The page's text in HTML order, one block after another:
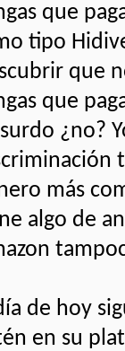
que
tipo
que
que
¿no?
más
algo de
de hoy
en su